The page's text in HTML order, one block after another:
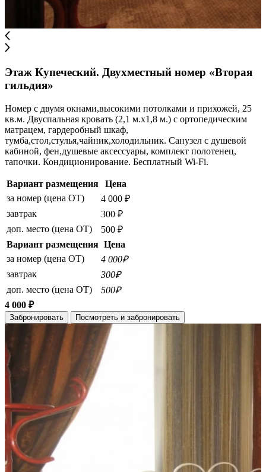
Этаж Купеческий. Двухместный номер «Вторая
гильдия»
Номер с двумя окнами,высокими потолками и прихожей, 25
кв.м. Двуспальная кровать (2,1 м.х1,8 м.) с ортопедическим
матрацем, гардеробный шкаф,
тумба,стол,стулья,чайник,холодильник. Санузел с душевой
кабиной, фен,душевые аксессуары, комплект полотенец,
тапочки. Кондиционирование. Бесплатный Wi-Fi.
Вариант размещения
Цена
за номер (цена ОТ)
4 000 ₽
завтрак
300 ₽
доп. место (цена ОТ)
500 ₽
Вариант размещения Цена
за номер (цена ОТ)
4 000₽
завтрак
300₽
доп. место (цена ОТ)
500₽
4 000 ₽
Забронировать Посмотреть и забронировать